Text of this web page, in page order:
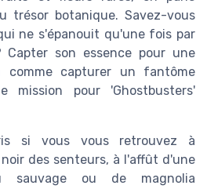
trésor botanique. Savez-vous
ne s'épanouit qu'une fois par
son essence pour une
comme capturer un fantôme
mission pour 'Ghostbusters'
si vous vous retrouvez à
des senteurs, à l'affût d'une
sauvage ou de magnolia